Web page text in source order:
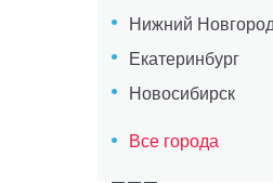
Нижний Новгород
Екатеринбург
Новосибирск
Все города